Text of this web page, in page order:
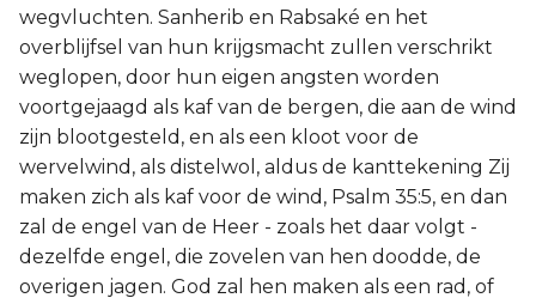
wegvluchten. Sanherib en Rabsaké en het
overblijfsel van hun krijgsmacht zullen verschrikt
weglopen, door hun eigen angsten worden
voortgejaagd als kaf van de bergen, die aan de wind
zijn blootgesteld, en als een kloot voor de
wervelwind, als distelwol, aldus de kanttekening Zij
maken zich als kaf voor de wind, Psalm 35:5, en dan
zal de engel van de Heer - zoals het daar volgt -
dezelfde engel, die zovelen van hen doodde, de
overigen jagen. God zal hen maken als een rad, of